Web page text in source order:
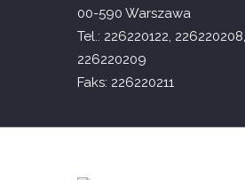
00-590 Warszawa
Tel.: 226220122, 226220208,
226220209
Faks: 226220211